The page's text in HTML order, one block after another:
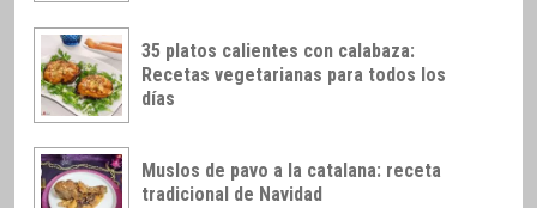
35 platos calientes con calabaza:
Recetas vegetarianas para todos los
días
Muslos de pavo a la catalana: receta
tradicional de Navidad